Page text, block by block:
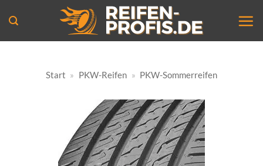
Inhalt
springen
Start » PKW-Reifen » PKW-Sommerreifen